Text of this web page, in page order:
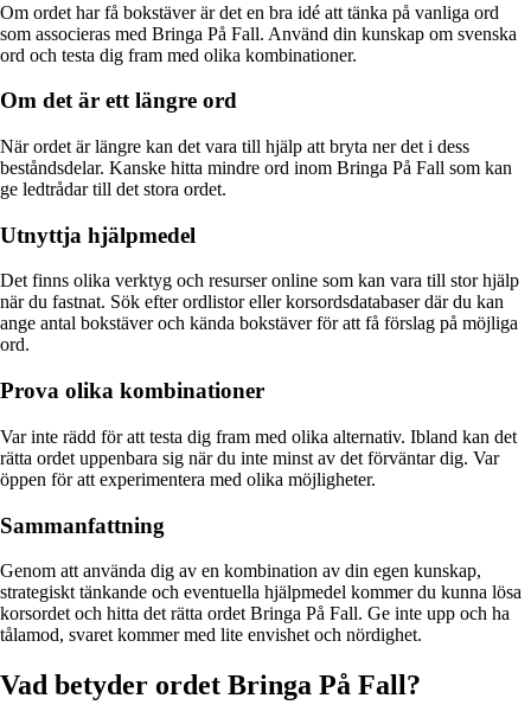
Om ordet har få bokstäver är det en bra idé att tänka på vanliga ord
som associeras med Bringa På Fall. Använd din kunskap om svenska
ord och testa dig fram med olika kombinationer.
Om det är ett längre ord
När ordet är längre kan det vara till hjälp att bryta ner det i dess
beståndsdelar. Kanske hitta mindre ord inom Bringa På Fall som kan
ge ledtrådar till det stora ordet.
Utnyttja hjälpmedel
Det finns olika verktyg och resurser online som kan vara till stor hjälp
när du fastnat. Sök efter ordlistor eller korsordsdatabaser där du kan
ange antal bokstäver och kända bokstäver för att få förslag på möjliga
ord.
Prova olika kombinationer
Var inte rädd för att testa dig fram med olika alternativ. Ibland kan det
rätta ordet uppenbara sig när du inte minst av det förväntar dig. Var
öppen för att experimentera med olika möjligheter.
Sammanfattning
Genom att använda dig av en kombination av din egen kunskap,
strategiskt tänkande och eventuella hjälpmedel kommer du kunna lösa
korsordet och hitta det rätta ordet Bringa På Fall. Ge inte upp och ha
tålamod, svaret kommer med lite envishet och nördighet.
Vad betyder ordet Bringa På Fall?